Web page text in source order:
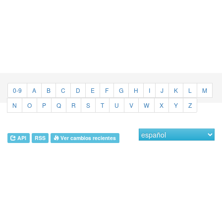
0-9 A B C D E F G H I J K L
M
N
O P Q R S T U V W X Y Z
API RSS Ver cambios recientes